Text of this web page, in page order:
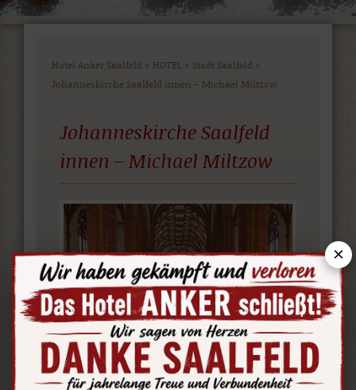
Hotel Anker Saalfeld > HOTEL > Stadt Saalfeld >
Johanneskirche Saalfeld innen – Michael Miltzow
Johanneskirche Saalfeld
innen – Michael Miltzow
×